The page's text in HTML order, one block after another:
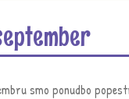
smo ponudbo